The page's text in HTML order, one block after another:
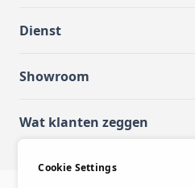
Dienst
Showroom
Wat klanten zeggen
Cookie Settings